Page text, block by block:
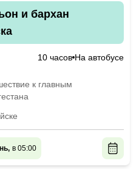
и бархан
10 часов На автобусе
к главным
в 05:00